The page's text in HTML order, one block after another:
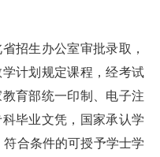
招生办公室审批录取，
计划规定课程，经考试
育部统一印制、电子注
毕业文凭，国家承认学
合条件的可授予学士学